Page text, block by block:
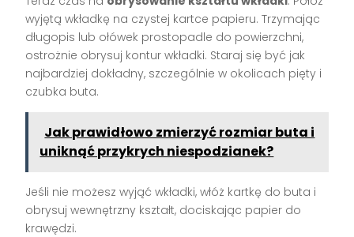
wyjętą wkładkę na czystej kartce papieru. Trzymając
długopis lub ołówek prostopadle do powierzchni,
ostrożnie obrysuj kontur wkładki. Staraj się być jak
najbardziej dokładny, szczególnie w okolicach pięty i
czubka buta.
Jak prawidłowo zmierzyć rozmiar buta i
uniknąć przykrych niespodzianek?
Jeśli nie możesz wyjąć wkładki, włóż kartkę do buta i
obrysuj wewnętrzny kształt, dociskając papier do
krawędzi.